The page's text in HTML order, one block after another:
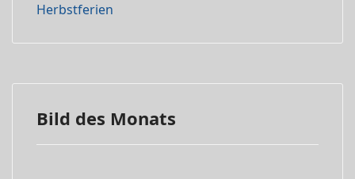
Herbstferien
Bild des Monats